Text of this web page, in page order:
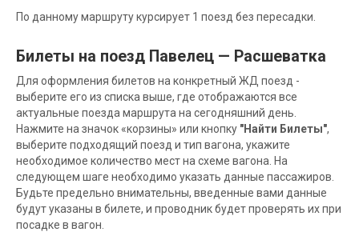
По данному маршруту курсирует 1 поезд без пересадки.
Билеты на поезд Павелец — Расшеватка
Для оформления билетов на конкретный ЖД поезд -
выберите его из списка выше, где отображаются все
актуальные поезда маршрута на сегодняшний день.
Нажмите на значок «корзины» или кнопку "Найти Билеты",
выберите подходящий поезд и тип вагона, укажите
необходимое количество мест на схеме вагона. На
следующем шаге необходимо указать данные пассажиров.
Будьте предельно внимательны, введенные вами данные
будут указаны в билете, и проводник будет проверять их при
посадке в вагон.